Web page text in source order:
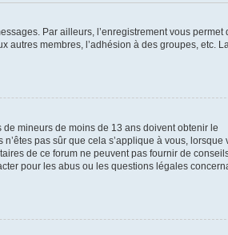
Par ailleurs, l’enregistrement vous permet
autres membres, l’adhésion à des groupes, etc.
mineurs de moins de 13 ans doivent obtenir le
pas sûr que cela s’applique à vous, lorsque
de ce forum ne peuvent pas fournir de
pour les abus ou les questions légales